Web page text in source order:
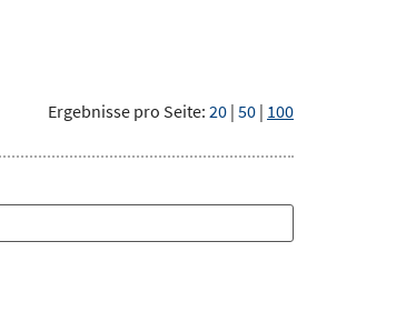
Ergebnisse pro Seite: 20 | 50 | 100